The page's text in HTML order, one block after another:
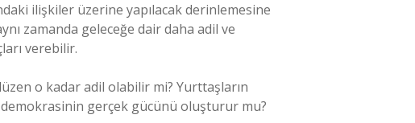
ilişkiler üzerine yapılacak derinlemesine
zamanda geleceğe dair daha adil ve
verebilir.
o kadar adil olabilir mi? Yurttaşların
gerçek gücünü oluşturur mu?